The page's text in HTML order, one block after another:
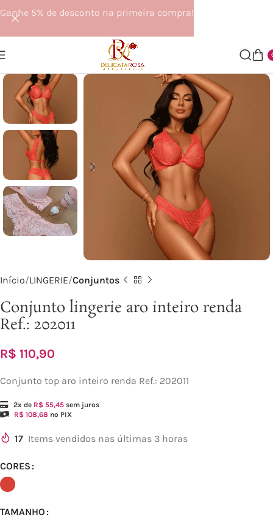
Início LINGERIE Conjuntos
Conjunto lingerie aro inteiro renda
Ref.: 202011
R$ 110,90
Conjunto top aro inteiro renda Ref.: 202011
2x de R$ 55,45 sem juros
R$ 108,68 no PIX
17 Items vendidos nas últimas 3 horas
CORES
TAMANHO
Ganhe 5% de desconto na primeira compra!